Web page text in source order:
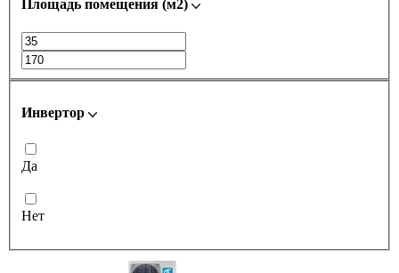
Площадь помещения (м2)
Инвертор
Да
Нет